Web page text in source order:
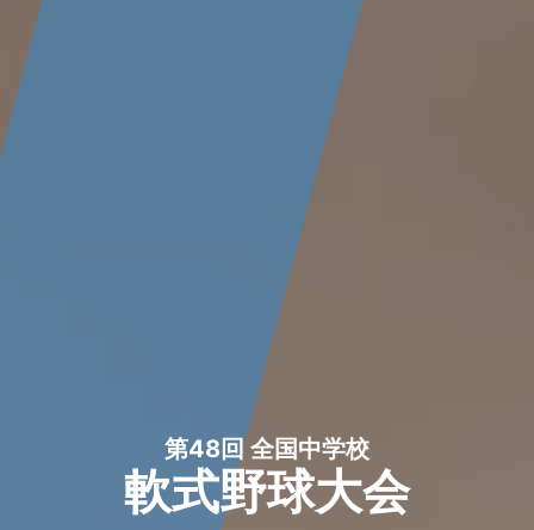
第48回 全国中学校
軟式野球大会